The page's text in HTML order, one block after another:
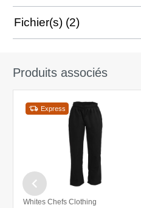
Fichier(s) (2)
Produits associés
Express
Whites Chefs Clothing